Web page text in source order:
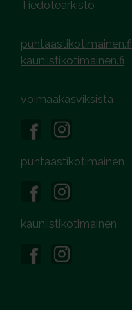
Tiedotearkisto
puhtaastikotimainen.fi
kauniistikotimainen.fi
voimaakasviksista
puhtaastikotimainen
kauniistikotimainen